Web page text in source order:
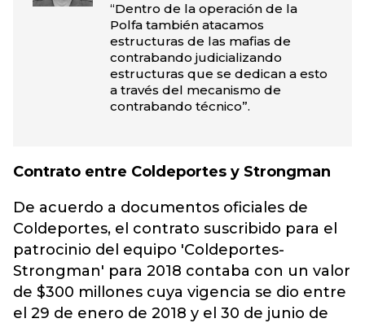
“Dentro de la operación de la
Polfa también atacamos
estructuras de las mafias de
contrabando judicializando
estructuras que se dedican a esto
a través del mecanismo de
contrabando técnico”.
Contrato entre Coldeportes y Strongman
De acuerdo a documentos oficiales de
Coldeportes, el contrato suscribido para el
patrocinio del equipo 'Coldeportes-
Strongman' para 2018 contaba con un valor
de $300 millones cuya vigencia se dio entre
el 29 de enero de 2018 y el 30 de junio de